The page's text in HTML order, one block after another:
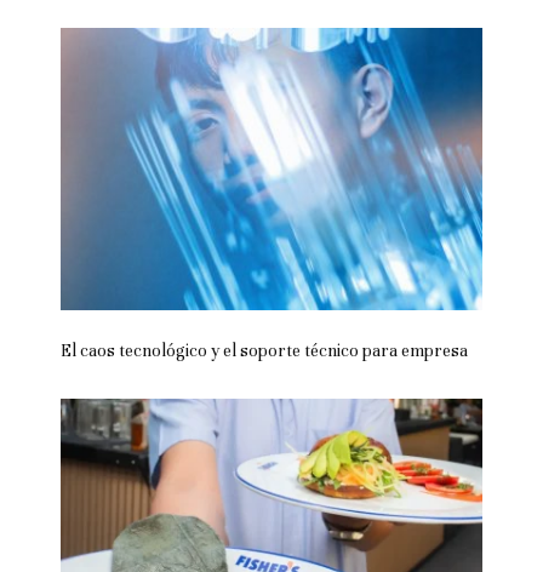
El caos tecnológico y el soporte técnico para empresa